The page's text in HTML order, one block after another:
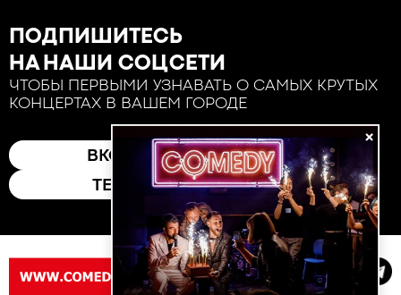
×
ПОДПИШИТЕСЬ
НА НАШИ СОЦСЕТИ
ЧТОБЫ ПЕРВЫМИ УЗНАВАТЬ О САМЫХ КРУТЫХ
КОНЦЕРТАХ В ВАШЕМ ГОРОДЕ
ВКОНТАКТЕ
ТЕЛЕГРАМ